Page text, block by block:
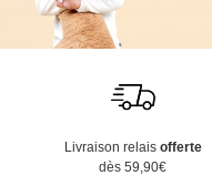
Livraison relais offerte
dès 59,90€